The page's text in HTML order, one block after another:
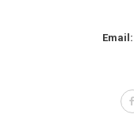
Email: